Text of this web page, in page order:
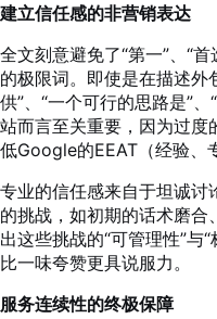
建立信任感的非营销表达
全文刻意避免了“第一”、“
的极限词。即使是在描述外
供”、“一个可行的思路是”
站而言至关重要，因为过度
低Google的EEAT（经验、
专业的信任感来自于坦诚讨
的挑战，如初期的话术磨
出这些挑战的“可管理性”与
比一味夸赞更具说服力。
服务连续性的终极保障